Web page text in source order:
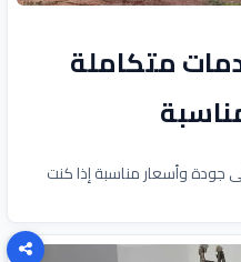
متكاملة
جودة وأسعار مناسبة إذا كنت